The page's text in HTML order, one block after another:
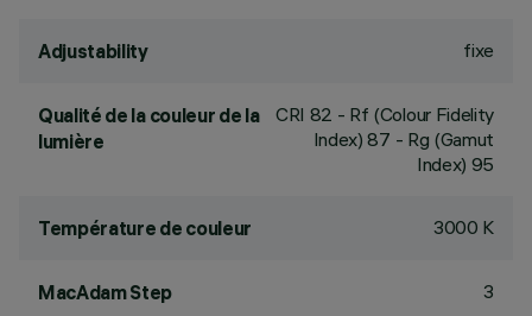
Adjustability fixe
Qualité de la couleur de la
lumière
CRI 82 - Rf (Colour Fidelity
Index) 87 - Rg (Gamut
Index) 95
Température de couleur 3000 K
MacAdam Step 3